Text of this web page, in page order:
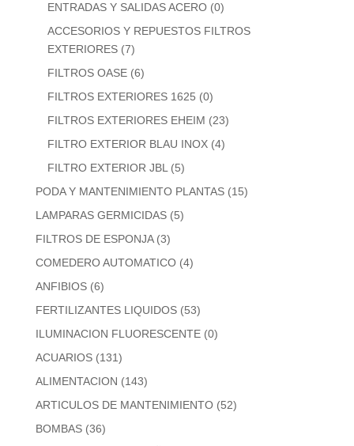
ENTRADAS Y SALIDAS ACERO (0)
ACCESORIOS Y REPUESTOS FILTROS
EXTERIORES (7)
FILTROS OASE (6)
FILTROS EXTERIORES 1625 (0)
FILTROS EXTERIORES EHEIM (23)
FILTRO EXTERIOR BLAU INOX (4)
FILTRO EXTERIOR JBL (5)
PODA Y MANTENIMIENTO PLANTAS (15)
LAMPARAS GERMICIDAS (5)
FILTROS DE ESPONJA (3)
COMEDERO AUTOMATICO (4)
ANFIBIOS (6)
FERTILIZANTES LIQUIDOS (53)
ILUMINACION FLUORESCENTE (0)
ACUARIOS (131)
ALIMENTACION (143)
ARTICULOS DE MANTENIMIENTO (52)
BOMBAS (36)